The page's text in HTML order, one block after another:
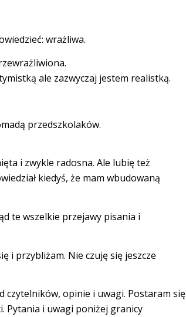
wrażliwa.
ale zazwyczaj jestem realistką.
przedszkolaków.
i zwykle radosna. Ale lubię też
kiedyś, że mam wbudowaną
te wszelkie przejawy pisania i
i przybliżam. Nie czuję się jeszcze
czytelników, opinie i uwagi. Postaram się
Pytania i uwagi poniżej granicy